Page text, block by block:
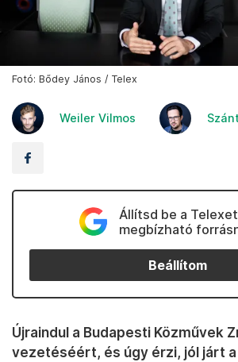
Fotó: Bődey János / Telex
Weiler Vilmos
Állítsd be a Telexet
megbízható
Beállítom
Újraindul a Budapesti Közművek
vezetéséért, és úgy érzi, jól járt